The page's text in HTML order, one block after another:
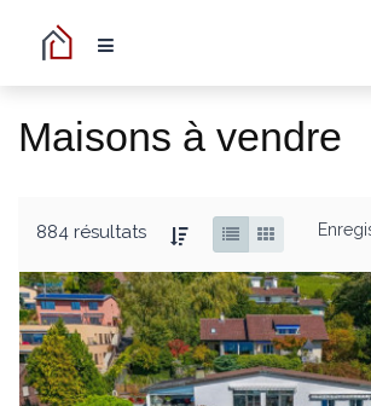
Maisons à vendre
884 résultats